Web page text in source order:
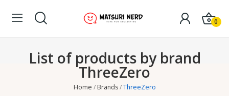
0
List of products by brand
ThreeZero
Home Brands ThreeZero